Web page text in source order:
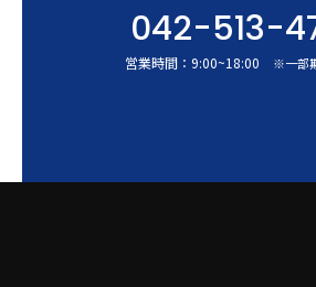
042-513-
営業時間： 9:00~18:00 ※一部